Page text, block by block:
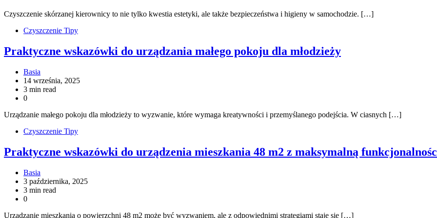
Czyszczenie skórzanej kierownicy to nie tylko kwestia estetyki, ale także bezpieczeństwa i higieny w samochodzie. […]
Czyszczenie Tipy
Praktyczne wskazówki do urządzania małego pokoju dla młodzieży
Basia
14 września, 2025
3 min read
0
Urządzanie małego pokoju dla młodzieży to wyzwanie, które wymaga kreatywności i przemyślanego podejścia. W ciasnych […]
Czyszczenie Tipy
Praktyczne wskazówki do urządzenia mieszkania 48 m2 z maksymalną
Basia
3 października, 2025
3 min read
0
Urządzanie mieszkania o powierzchni 48 m2 może być wyzwaniem, ale z odpowiednimi strategiami staje się […]